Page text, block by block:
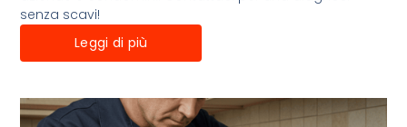
senza scavi!
Leggi di più